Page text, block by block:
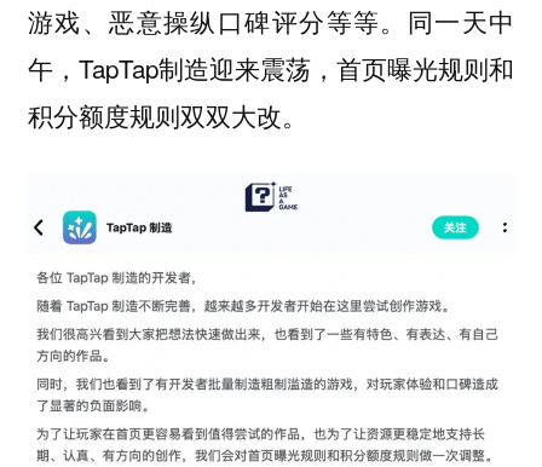
游戏、恶意操纵口碑评分等等。同一天中
午，TapTap制造迎来震荡，首页曝光规则和
积分额度规则双双大改。